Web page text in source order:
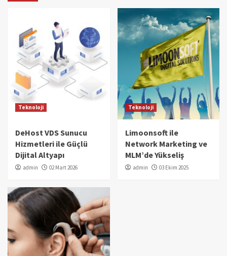
Teknoloji
DeHost VDS Sunucu
Hizmetleri ile Güçlü
Dijital Altyapı
admin 02 Mart 2026
Teknoloji
Limoonsoft ile
Network Marketing ve
MLM’de Yükseliş
admin 03 Ekim 2025